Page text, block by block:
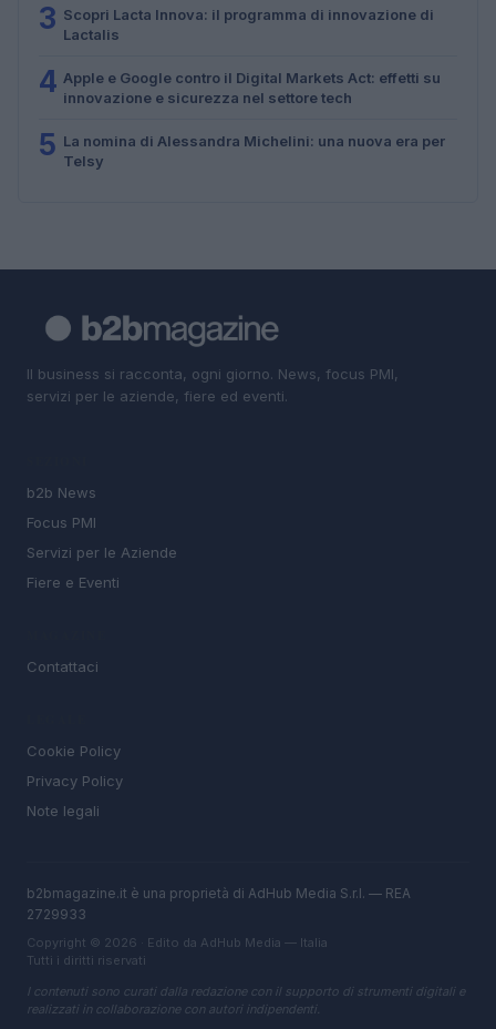
3 Scopri Lacta Innova: il programma di innovazione di
Lactalis
4 Apple e Google contro il Digital Markets Act: effetti su
innovazione e sicurezza nel settore tech
5 La nomina di Alessandra Michelini: una nuova era per
Telsy
Il business si racconta, ogni giorno. News, focus PMI,
servizi per le aziende, fiere ed eventi.
b2b News
Focus PMI
Servizi per le Aziende
Fiere e Eventi
Contattaci
Cookie Policy
Privacy Policy
Note legali
b2bmagazine.it è una proprietà di AdHub Media S.r.l. — REA
2729933
Copyright © 2026 · Edito da AdHub Media — Italia
Tutti i diritti riservati
I contenuti sono curati dalla redazione con il supporto di strumenti digitali e
realizzati in collaborazione con autori indipendenti.